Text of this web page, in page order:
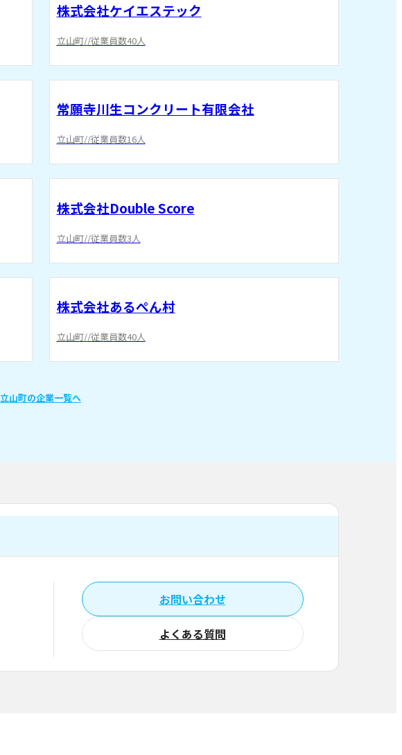
株式会社ケイエステック
立山町//従業員数40人
常願寺川生コンクリート有限会社
立山町//従業員数16人
株式会社Double Score
立山町//従業員数3人
株式会社あるぺん村
立山町//従業員数40人
立山町の企業一覧へ
お問い合わせ
よくある質問